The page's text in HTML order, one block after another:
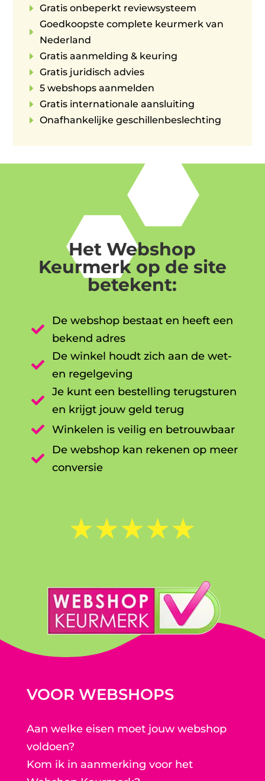
E Gratis onbeperkt reviewsysteem
E
Goedkoopste complete keurmerk van
Nederland
E Gratis aanmelding & keuring
E Gratis juridisch advies
E 5 webshops aanmelden
E Gratis internationale aansluiting
E Onafhankelijke geschillenbeslechting
Het Webshop
Keurmerk op de site
betekent:

De webshop bestaat en heeft een
bekend adres

De winkel houdt zich aan de wet-
en regelgeving

Je kunt een bestelling terugsturen
en krijgt jouw geld terug

Winkelen is veilig en betrouwbaar

De webshop kan rekenen op meer
conversie
☆☆☆☆☆
VOOR WEBSHOPS
Aan welke eisen moet jouw webshop
voldoen?
Kom ik in aanmerking voor het